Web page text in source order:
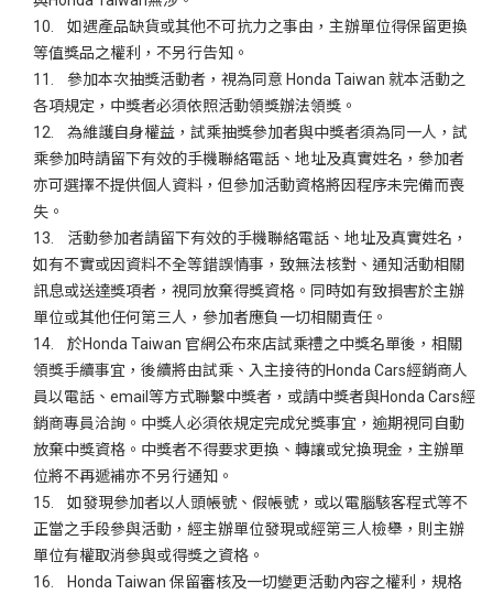
10. 如遇產品缺貨或其他不可抗力之事由，主辦單位得保留更換
等值獎品之權利，不另行告知。
11. 參加本次抽獎活動者，視為同意 Honda Taiwan 就本活動之
各項規定，中獎者必須依照活動領獎辦法領獎。
12. 為維護自身權益，試乘抽獎參加者與中獎者須為同一人，試
乘參加時請留下有效的手機聯絡電話、地址及真實姓名，參加者
亦可選擇不提供個人資料，但參加活動資格將因程序未完備而喪
失。
13. 活動參加者請留下有效的手機聯絡電話、地址及真實姓名，
如有不實或因資料不全等錯誤情事，致無法核對、通知活動相關
訊息或送達獎項者，視同放棄得獎資格。同時如有致損害於主辦
單位或其他任何第三人，參加者應負一切相關責任。
14. 於Honda Taiwan 官網公布來店試乘禮之中獎名單後，相關
領獎手續事宜，後續將由試乘、入主接待的Honda Cars經銷商人
員以電話、email等方式聯繫中獎者，或請中獎者與Honda Cars經
銷商專員洽詢。中獎人必須依規定完成兌獎事宜，逾期視同自動
放棄中獎資格。中獎者不得要求更換、轉讓或兌換現金，主辦單
位將不再遞補亦不另行通知。
15. 如發現參加者以人頭帳號、假帳號，或以電腦駭客程式等不
正當之手段參與活動，經主辦單位發現或經第三人檢舉，則主辦
單位有權取消參與或得獎之資格。
16. Honda Taiwan 保留審核及一切變更活動內容之權利，規格